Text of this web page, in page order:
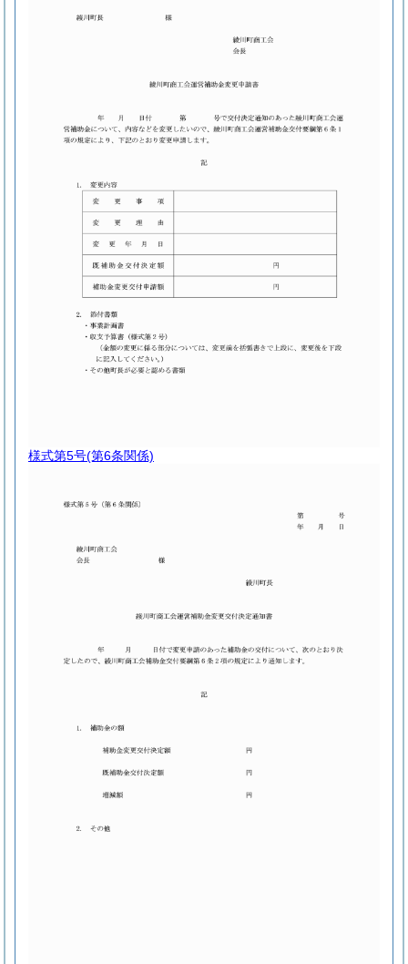
様式第5号(第6条関係)